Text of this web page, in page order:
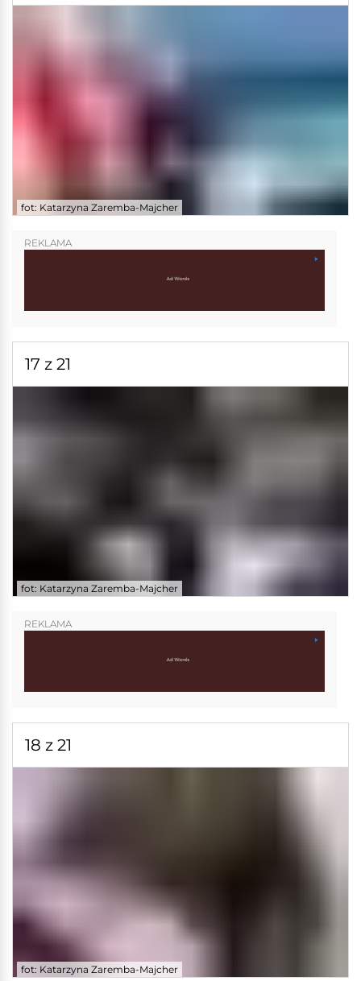
fot: Katarzyna Zaremba-Majcher
REKLAMA
17 z 21
fot: Katarzyna Zaremba-Majcher
REKLAMA
18 z 21
fot: Katarzyna Zaremba-Majcher